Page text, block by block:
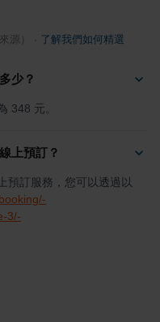
源） 了解我們如何精選
少？
348 元。
上預訂？
預訂服務，您可以透過以
3/-